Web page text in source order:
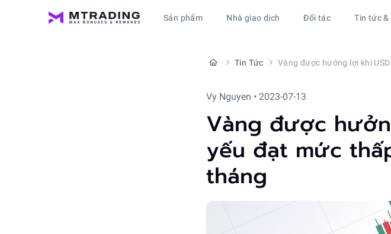
Sản phẩm Nhà giao dịch Đối tác Tin tức
Tin Tức Vàng được hưởng lợi khi
Vy Nguyen • 2023-07-13
Vàng được
yếu đạt mức
tháng